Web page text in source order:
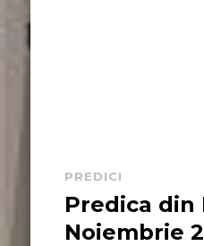
PREDICI
Predica din
Noiembrie